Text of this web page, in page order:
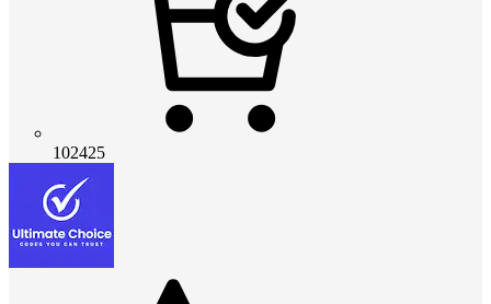
102425